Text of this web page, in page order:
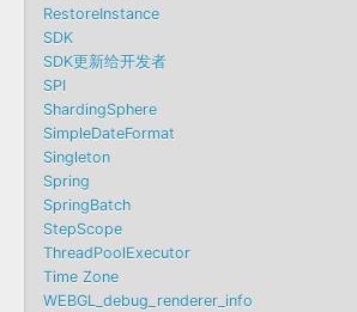
RestoreInstance
SDK
SDK更新给开发者
SPI
ShardingSphere
SimpleDateFormat
Singleton
Spring
SpringBatch
StepScope
ThreadPoolExecutor
Time Zone
WEBGL_debug_renderer_info